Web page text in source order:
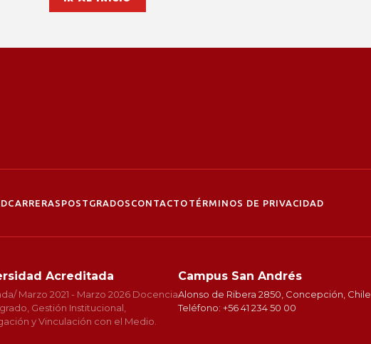
CARRERAS POSTGRADOS CONTACTO TÉRMINOS DE PRIVACIDAD
Acreditada
Marzo 2021 - Marzo 2026 Docencia
Gestión Institucional,
y Vinculación con el Medio.
Campus San Andrés
Alonso de Ribera 2850, Concepción, Chile
Teléfono: +56 41 234 50 00